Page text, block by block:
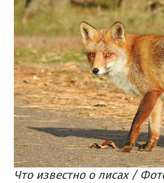
Что известно о лисах /